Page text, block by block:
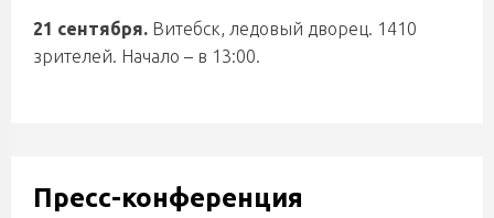
21 сентября. Витебск, ледовый дворец. 1410
зрителей. Начало – в 13:00.
Пресс-конференция